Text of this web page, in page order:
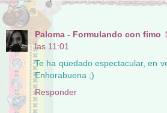
Paloma - Formulando con fimo
las 11:01
Te ha quedado espectacular, en
Enhorabuena ;)
Responder